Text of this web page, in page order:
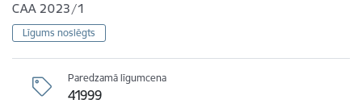
CAA 2023/1
Līgums noslēgts
Paredzamā līgumcena
41999